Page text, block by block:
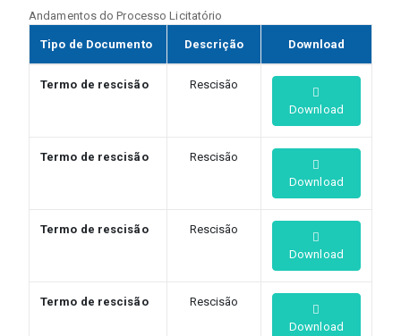
Andamentos do Processo Licitatório
Tipo de Documento Descrição Download
Termo de rescisão
Rescisão
Download
Termo de rescisão
Rescisão
Download
Termo de rescisão
Rescisão
Download
Termo de rescisão
Rescisão
Download